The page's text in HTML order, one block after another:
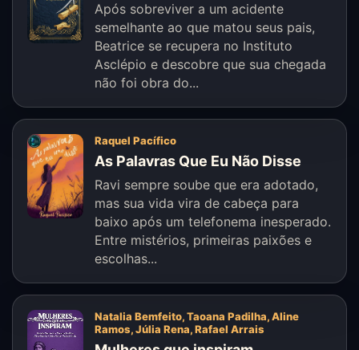
Após sobreviver a um acidente
semelhante ao que matou seus pais,
Beatrice se recupera no Instituto
Asclépio e descobre que sua chegada
não foi obra do...
Raquel Pacífico
As Palavras Que Eu Não Disse
Ravi sempre soube que era adotado,
mas sua vida vira de cabeça para
baixo após um telefonema inesperado.
Entre mistérios, primeiras paixões e
escolhas...
Natalia Bemfeito, Taoana Padilha, Aline
Ramos, Júlia Rena, Rafael Arrais